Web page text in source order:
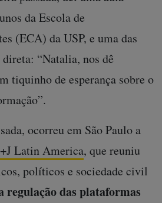
da Escola de
(ECA) da USP, e uma das
“Natalia, nos dê
tiquinho de esperança sobre o
ocorreu em São Paulo a
Latin America, que reuniu
políticos e sociedade civil
regulação das plataformas